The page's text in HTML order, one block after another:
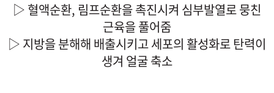
▷ 혈액순환, 림프순환을 촉진시켜 심부발열로 뭉친
근육을 풀어줌
▷ 지방을 분해해 배출시키고 세포의 활성화로 탄력이
생겨 얼굴 축소